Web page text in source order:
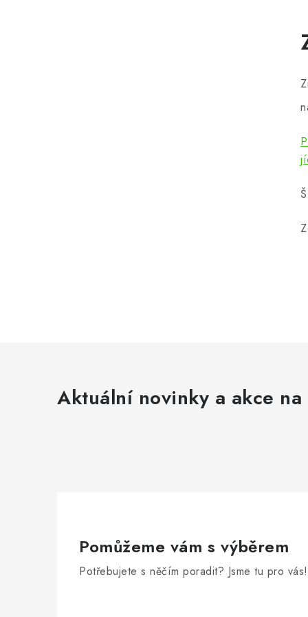
Aktuální novinky a akce na
Pomůžeme vám s výběrem
Potřebujete s něčím poradit? Jsme tu pro vás!